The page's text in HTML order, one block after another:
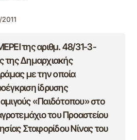
της αριθμ. 48/31-3-
της Δημαρχιακής
με την οποία
ίδρυσης
«Παιδότοπου» στο
του Προαστείου
Σταφορίδου Νίνας του